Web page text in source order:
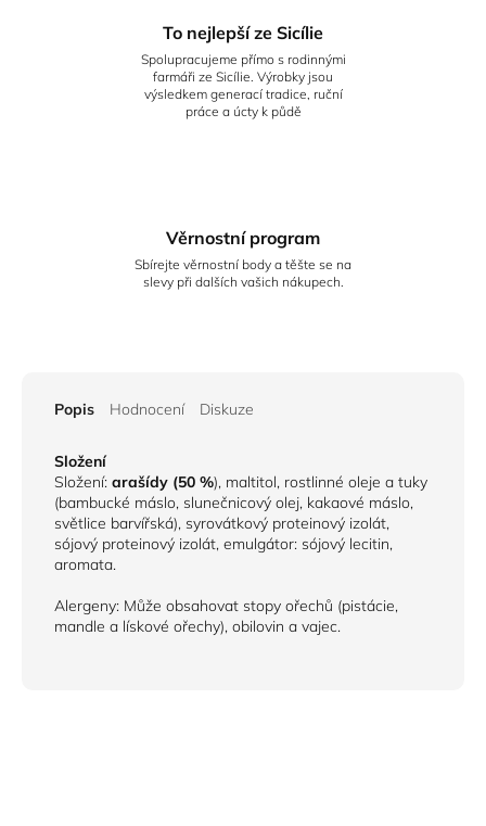
To nejlepší ze Sicílie
Spolupracujeme přímo s rodinnými
farmáři ze Sicílie. Výrobky jsou
výsledkem generací tradice, ruční
práce a úcty k půdě
Věrnostní program
Sbírejte věrnostní body a těšte se na
slevy při dalších vašich nákupech.
Popis Hodnocení Diskuze
Složení
Složení: arašídy (50 %), maltitol, rostlinné oleje a tuky
(bambucké máslo, slunečnicový olej, kakaové máslo,
světlice barvířská), syrovátkový proteinový izolát,
sójový proteinový izolát, emulgátor: sójový lecitin,
aromata.
Alergeny: Může obsahovat stopy ořechů (pistácie,
mandle a lískové ořechy), obilovin a vajec.